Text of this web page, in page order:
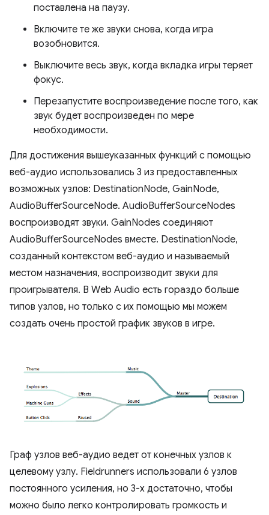
поставлена ​​на паузу.
Включите те же звуки снова, когда игра
возобновится.
Выключите весь звук, когда вкладка игры теряет
фокус.
Перезапустите воспроизведение после того, как
звук будет воспроизведен по мере
необходимости.
Для достижения вышеуказанных функций с помощью
веб-аудио использовались 3 из предоставленных
возможных узлов: DestinationNode, GainNode,
AudioBufferSourceNode. AudioBufferSourceNodes
воспроизводят звуки. GainNodes соединяют
AudioBufferSourceNodes вместе. DestinationNode,
созданный контекстом веб-аудио и называемый
местом назначения, воспроизводит звуки для
проигрывателя. В Web Audio есть гораздо больше
типов узлов, но только с их помощью мы можем
создать очень простой график звуков в игре.
Граф узлов веб-аудио ведет от конечных узлов к
целевому узлу. Fieldrunners использовали 6 узлов
постоянного усиления, но 3-х достаточно, чтобы
можно было легко контролировать громкость и